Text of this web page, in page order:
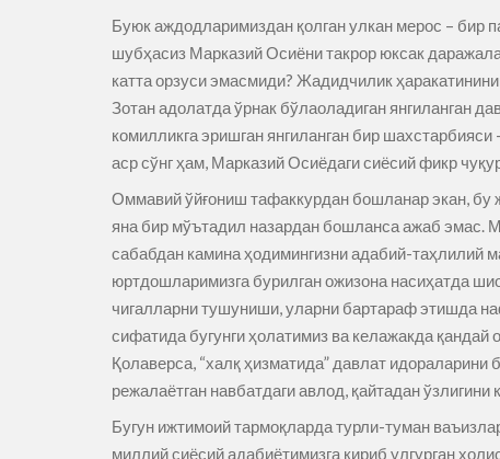
Буюк аждодларимиздан қолган улкан мерос – бир
шубҳасиз Марказий Осиёни такрор юксак
катта орзуси эмасмиди? Жадидчилик
Зотан адолатда ўрнак бўлаоладиган янгиланган
комилликга эришган янгиланган бир
аср сўнг ҳам, Марказий Осиёдаги сиёсий фикр
Оммавий ўйғониш тафаккурдан бошланар экан, бу
яна бир мўътадил назардан бошланса ажаб эмас.
сабабдан камина ҳодимингизни адабий-таҳлилий
юртдошларимизга бурилган ожизона насиҳатда
чигалларни тушуниши, уларни бартараф этишда
сифатида бугунги ҳолатимиз ва келажакда
Қолаверса, “халқ ҳизматида” давлат
режалаётган навбатдаги авлод, қайтадан
Бугун ижтимоий тармоқларда турли-туман
миллий сиёсий адабиётимизга кириб улгурган